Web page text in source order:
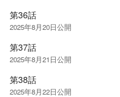
第36話
2025年8月20日公開
第37話
2025年8月21日公開
第38話
2025年8月22日公開